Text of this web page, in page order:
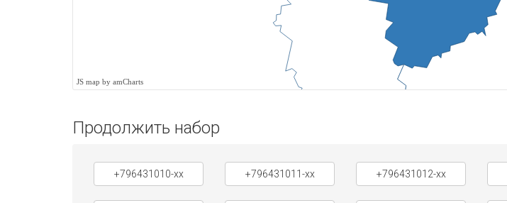
JS map by amCharts
Продолжить набор
+796431010-xx +796431011-xx +796431012-xx